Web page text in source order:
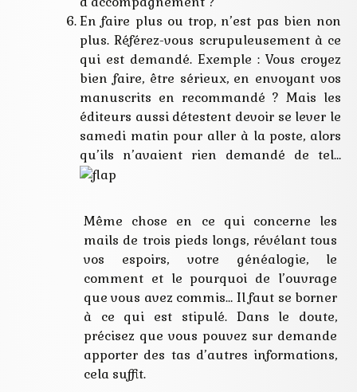
En faire plus ou trop, n’est pas bien non
plus. Référez-vous scrupuleusement à ce
qui est demandé. Exemple : Vous croyez
bien faire, être sérieux, en envoyant vos
manuscrits en recommandé ? Mais les
éditeurs aussi détestent devoir se lever le
samedi matin pour aller à la poste, alors
qu’ils n’avaient rien demandé de tel…
Même chose en ce qui concerne les
mails de trois pieds longs, révélant tous
vos espoirs, votre généalogie, le
comment et le pourquoi de l’ouvrage
que vous avez commis… Il faut se borner
à ce qui est stipulé. Dans le doute,
précisez que vous pouvez sur demande
apporter des tas d’autres informations,
cela suffit.